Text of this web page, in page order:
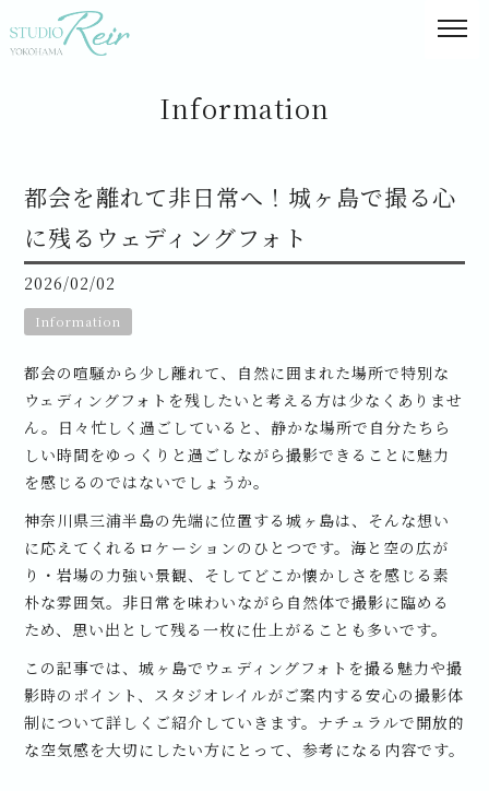
Information
都会を離れて非日常へ！城ヶ島で撮る心
に残るウェディングフォト
2026/02/02
Information
都会の喧騒から少し離れて、自然に囲まれた場所で特別な
ウェディングフォトを残したいと考える方は少なくありませ
ん。日々忙しく過ごしていると、静かな場所で自分たちら
しい時間をゆっくりと過ごしながら撮影できることに魅力
を感じるのではないでしょうか。
神奈川県三浦半島の先端に位置する城ヶ島は、そんな想い
に応えてくれるロケーションのひとつです。海と空の広が
り・岩場の力強い景観、そしてどこか懐かしさを感じる素
朴な雰囲気。非日常を味わいながら自然体で撮影に臨める
ため、思い出として残る一枚に仕上がることも多いです。
この記事では、城ヶ島でウェディングフォトを撮る魅力や撮
影時のポイント、スタジオレイルがご案内する安心の撮影体
制について詳しくご紹介していきます。ナチュラルで開放的
な空気感を大切にしたい方にとって、参考になる内容です。